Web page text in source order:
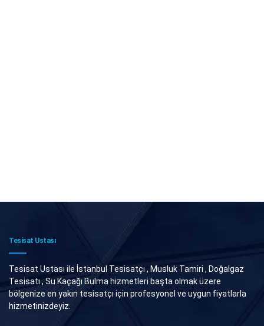
Tesisat Ustası
Tesisat Ustası ile İstanbul Tesisatçı , Musluk Tamiri , Doğalgaz
Tesisatı , Su Kaçağı Bulma hizmetleri başta olmak üzere
bölgenize en yakın tesisatçı için profesyonel ve uygun fiyatlarla
hizmetinizdeyiz.